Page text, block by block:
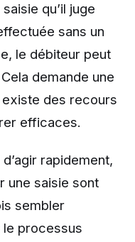
qu’il juge
sans un
le débiteur peut
demande une
des recours
efficaces.
rapidement,
une saisie sont
sembler
le processus